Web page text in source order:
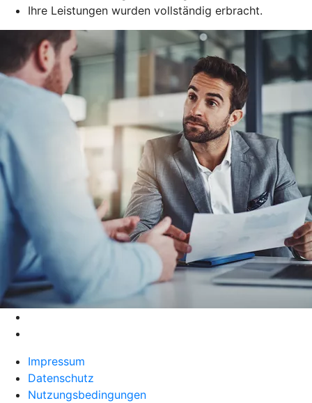
Ihre Leistungen wurden vollständig erbracht.
Impressum
Datenschutz
Nutzungsbedingungen